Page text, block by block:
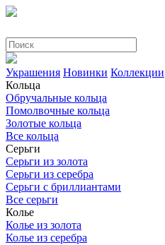
Украшения Новинки Коллекции
Кольца
Обручальные кольца
Помолвочные кольца
Золотые кольца
Все кольца
Серьги
Серьги из золота
Серьги из серебра
Серьги с бриллиантами
Все серьги
Колье
Колье из золота
Колье из серебра